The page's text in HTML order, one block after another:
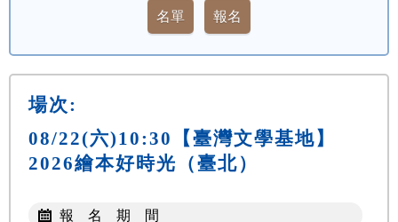
場次:
08/22(六)10:30【臺灣文學基地】
2026繪本好時光（臺北）
報 名 期 間